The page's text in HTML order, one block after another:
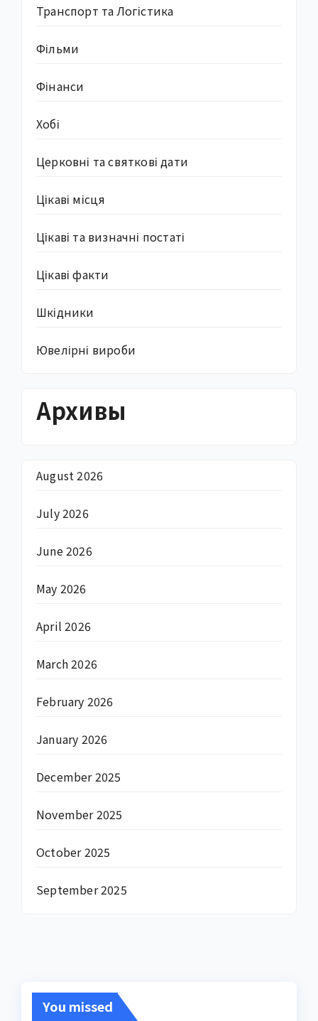
Транспорт та Логістика
Фільми
Фінанси
Хобі
Церковні та святкові дати
Цікаві місця
Цікаві та визначні постаті
Цікаві факти
Шкідники
Ювелірні вироби
Архивы
August 2026
July 2026
June 2026
May 2026
April 2026
March 2026
February 2026
January 2026
December 2025
November 2025
October 2025
September 2025
You missed